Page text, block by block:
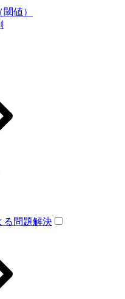
値）
る問題解決